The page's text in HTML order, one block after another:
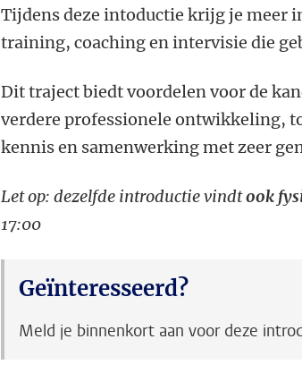
Tijdens deze intoductie krijg je meer
training, coaching en intervisie die
Dit traject biedt voordelen voor de
verdere professionele ontwikkeling,
kennis en samenwerking met zeer
Let op: dezelfde introductie vindtook
17:00
Geïnteresseerd?
Meld je binnenkort aan voor deze